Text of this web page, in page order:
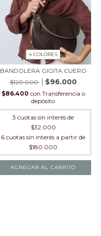
4 COLORES
BANDOLERA GIGITA CUERO
$120.000
$96.000
$86.400 con Transferencia o
depósito
3 cuotas sin interés de
$32.000
AGREGAR AL CARRITO